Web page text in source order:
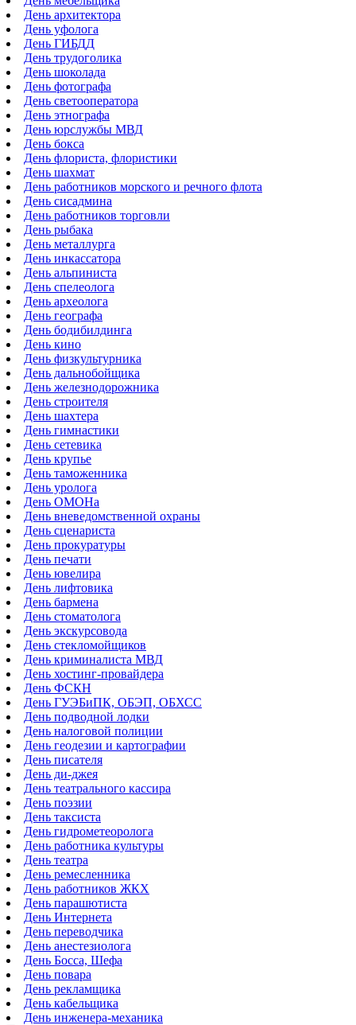
День архитектора
День уфолога
День ГИБДД
День трудоголика
День шоколада
День фотографа
День светооператора
День этнографа
День юрслужбы МВД
День бокса
День флориста, флористики
День шахмат
День работников морского и речного флота
День сисадмина
День работников торговли
День рыбака
День металлурга
День инкассатора
День альпиниста
День спелеолога
День археолога
День географа
День бодибилдинга
День кино
День физкультурника
День дальнобойщика
День железнодорожника
День строителя
День шахтера
День гимнастики
День сетевика
День крупье
День таможенника
День уролога
День ОМОНа
День вневедомственной охраны
День сценариста
День прокуратуры
День печати
День ювелира
День лифтовика
День бармена
День стоматолога
День экскурсовода
День стекломойщиков
День криминалиста МВД
День хостинг-провайдера
День ФСКН
День ГУЭБиПК, ОБЭП, ОБХСС
День подводной лодки
День налоговой полиции
День геодезии и картографии
День писателя
День ди-джея
День театрального кассира
День поэзии
День таксиста
День гидрометеоролога
День работника культуры
День театра
День ремесленника
День работников ЖКХ
День парашютиста
День Интернета
День переводчика
День анестезиолога
День Босса, Шефа
День повара
День рекламщика
День кабельщика
День инженера-механика